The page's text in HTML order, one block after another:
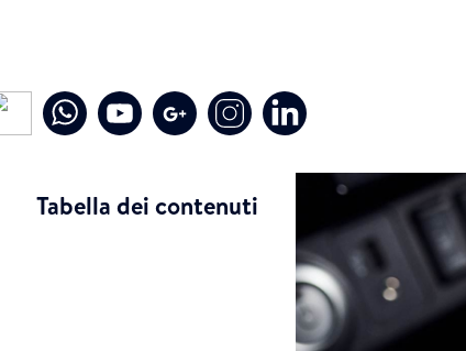
Tabella dei contenuti